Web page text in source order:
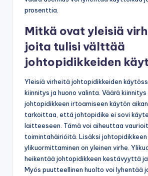
prosenttia.
Mitkä ovat yleisiä
joita tulisi välttää
johtopidikkeiden
Yleisiä virheitä johtopidikkeiden
kiinnitys ja huono valinta. Väärä
johtopidikkeen irtoamiseen käytön
tarkoittaa, että johtopidike ei sovi
laitteeseen. Tämä voi aiheuttaa
toimintahäiriöitä. Lisäksi johtopidikkeen
ylikuormittaminen on yleinen virhe.
heikentää johtopidikkeen kestävyyttä
Myös puutteellinen huolto voi lyhentää